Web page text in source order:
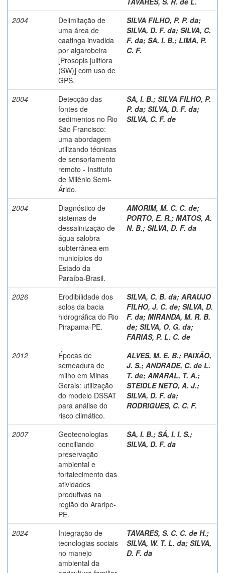
2004
Delimitação de
uma área de
caatinga invadida
por algarobeira
[Prosopis juliflora
(SW)] com uso de
GPS.
SILVA FILHO, P. P. da;
SILVA, D. F. da; SILVA, C.
F. da; SA, I. B.; LIMA, P.
C. F.
2004
Detecção das
fontes de
sedimentos no Rio
São Francisco:
uma abordagem
utilizando técnicas
de sensoriamento
remoto - Instituto
de Milênio Semi-
Árido.
SA, I. B.; SILVA FILHO, P.
P. da; SILVA, D. F. da;
SILVA, C. F. de
2004
Diagnóstico de
sistemas de
dessalinização de
água salobra
subterrânea em
municípios do
Estado da
Paraíba-Brasil.
AMORIM, M. C. C. de;
PORTO, E. R.; MATOS, A.
N. B.; SILVA, D. F. da
2026
Erodibilidade dos
solos da bacia
hidrográfica do Rio
Pirapama-PE.
SILVA, C. B. da; ARAUJO
FILHO, J. C. de; SILVA, D.
F. da; MIRANDA, M. R. B.
de; SILVA, O. G. da;
FARIAS, P. L. C. de
2012
Épocas de
semeadura de
milho em Minas
Gerais: utilização
do modelo DSSAT
para análise do
risco climático.
ALVES, M. E. B.; PAIXÃO,
J. S.; ANDRADE, C. de L.
T. de; AMARAL, T. A.;
STEIDLE NETO, A. J.;
SILVA, D. F. da;
RODRIGUES, C. C. F.
2007
Geotecnologias
conciliando
preservação
ambiental e
fortalecimento das
atividades
produtivas na
região do Araripe-
PE.
SA, I. B.; SÁ, I. I. S.;
SILVA, D. F. da
2024
Integração de
tecnologias sociais
no manejo
ambiental da
TAVARES, S. C. C. de H.;
SILVA, W. T. L. da; SILVA,
D. F. da